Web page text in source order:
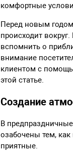
комфортные
Перед новым
происходит
вспомнить о
внимание
клиентом с
этой статье.
Создание
В
озабочены тем, как
приятные.